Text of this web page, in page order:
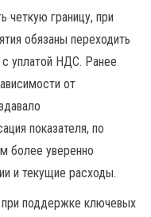
четкую границу, при
обязаны переходить
уплатой НДС. Ранее
от
показателя, по
более уверенно
и текущие расходы.
при поддержке ключевых